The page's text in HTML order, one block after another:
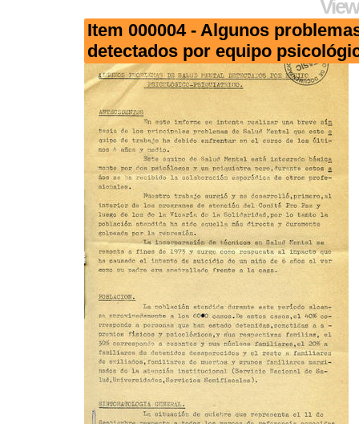
Item 000004 - Algunos
detectados por equipo